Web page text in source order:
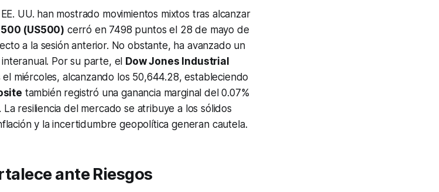
UU. han mostrado movimientos mixtos tras alcanzar
500 (US500) cerró en 7498 puntos el 28 de mayo de
a la sesión anterior. No obstante, ha avanzado un
Por su parte, el
Dow Jones Industrial
miércoles, alcanzando los 50,644.28, estableciendo
también registró una ganancia marginal del 0.07%
resiliencia del mercado se atribuye a los sólidos
y la incertidumbre geopolítica generan cautela.
ante Riesgos